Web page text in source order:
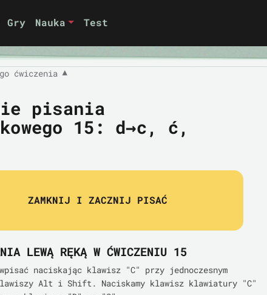
Gry Nauka Test
ćwiczenia ▼
pisania
15: d→c, ć,
ZAMKNIJ I ZACZNIJ PISAĆ
LEWĄ RĘKĄ W ĆWICZENIU 15
naciskając klawisz "C" przy jednoczesnym
Alt i Shift. Naciskamy klawisz klawiatury "C"